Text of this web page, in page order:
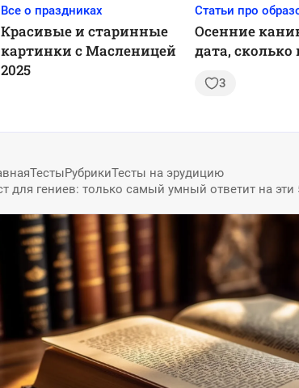
Все о праздниках
Красивые и старинные
картинки с Масленицей
2025
Статьи про
Осенние
дата, сколько
3
ТестыРубрикиТесты на эрудицию
для гениев: только самый умный ответит на эти